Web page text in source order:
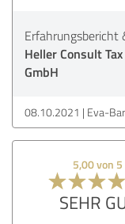
Erfahrungsbericht
Heller Consult
GmbH
08.10.2021 Eva-
5,00 von 5
SEHR